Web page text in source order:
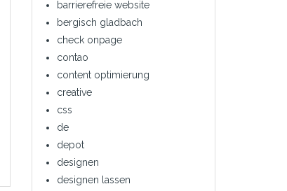
barrierefreie website
bergisch gladbach
check onpage
contao
content optimierung
creative
css
de
depot
designen
designen lassen